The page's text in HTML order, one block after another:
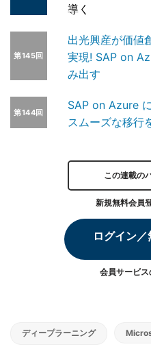
導く
第145回
出光興産が価値
実現! SAP on
み出す
第144回
SAP on Azure
スムーズな移行
この連載の
新規無料会員
ログイン
会員サービ
ディープラーニング